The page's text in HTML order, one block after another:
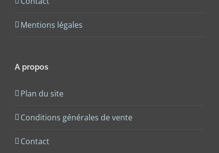
Mentions légales
A propos
Plan du site
Conditions générales de vente
Contact